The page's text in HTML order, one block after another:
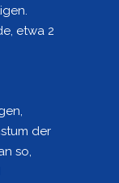
etwa 2
der
so,